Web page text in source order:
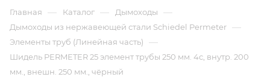
Главная — Каталог — Дымоходы —
Дымоходы из нержавеющей стали Schiedel Permeter —
Элементы труб (Линейная часть) —
Шидель PERMETER 25 элемент трубы 250 мм. 4c, внутр. 200
мм., внешн. 250 мм., чёрный